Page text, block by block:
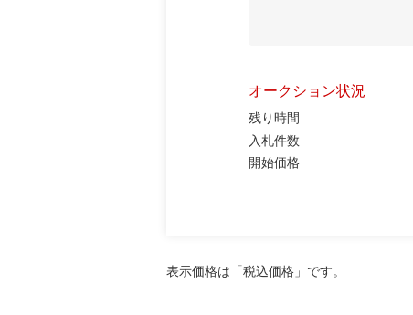
オークション状況
残り時間
入札件数
開始価格
表示価格は「税込価格」です。